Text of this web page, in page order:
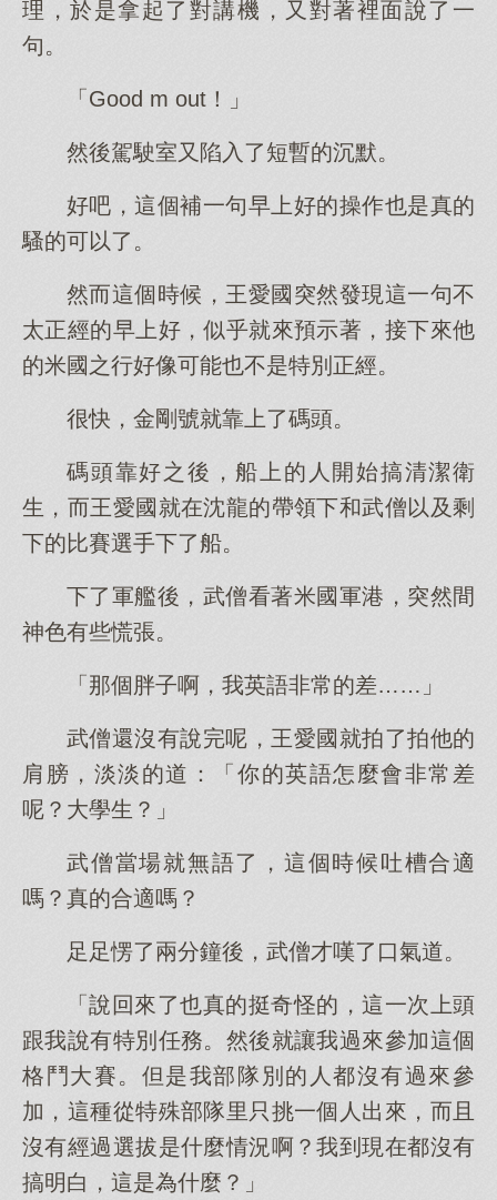
理，於是拿起了對講機，又對著裡面說了一
句。
「Good m out！」
然後駕駛室又陷入了短暫的沉默。
好吧，這個補一句早上好的操作也是真的
騷的可以了。
然而這個時候，王愛國突然發現這一句不
太正經的早上好，似乎就來預示著，接下來他
的米國之行好像可能也不是特別正經。
很快，金剛號就靠上了碼頭。
碼頭靠好之後，船上的人開始搞清潔衛
生，而王愛國就在沈龍的帶領下和武僧以及剩
下的比賽選手下了船。
下了軍艦後，武僧看著米國軍港，突然間
神色有些慌張。
「那個胖子啊，我英語非常的差……」
武僧還沒有說完呢，王愛國就拍了拍他的
肩膀，淡淡的道：「你的英語怎麼會非常差
呢？大學生？」
武僧當場就無語了，這個時候吐槽合適
嗎？真的合適嗎？
足足愣了兩分鐘後，武僧才嘆了口氣道。
「說回來了也真的挺奇怪的，這一次上頭
跟我說有特別任務。然後就讓我過來參加這個
格鬥大賽。但是我部隊別的人都沒有過來參
加，這種從特殊部隊里只挑一個人出來，而且
沒有經過選拔是什麼情況啊？我到現在都沒有
搞明白，這是為什麼？」